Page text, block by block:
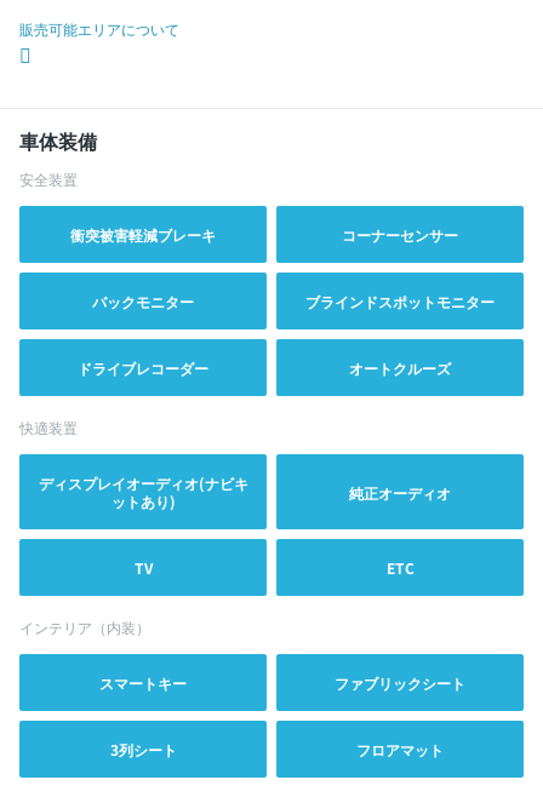
販売可能エリアについて
車体装備
安全装置
衝突被害軽減ブレーキ コーナーセンサー
バックモニター ブラインドスポットモニター
ドライブレコーダー オートクルーズ
快適装置
ディスプレイオーディオ(ナビキ
ットあり)
純正オーディオ
TV ETC
インテリア（内装）
スマートキー ファブリックシート
3列シート フロアマット